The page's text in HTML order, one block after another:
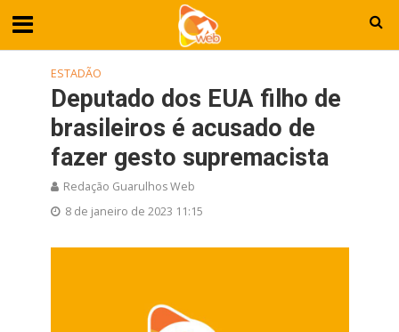
ESTADÃO
Deputado dos EUA filho de
brasileiros é acusado de
fazer gesto supremacista
Redação Guarulhos Web
8 de janeiro de 2023 11:15